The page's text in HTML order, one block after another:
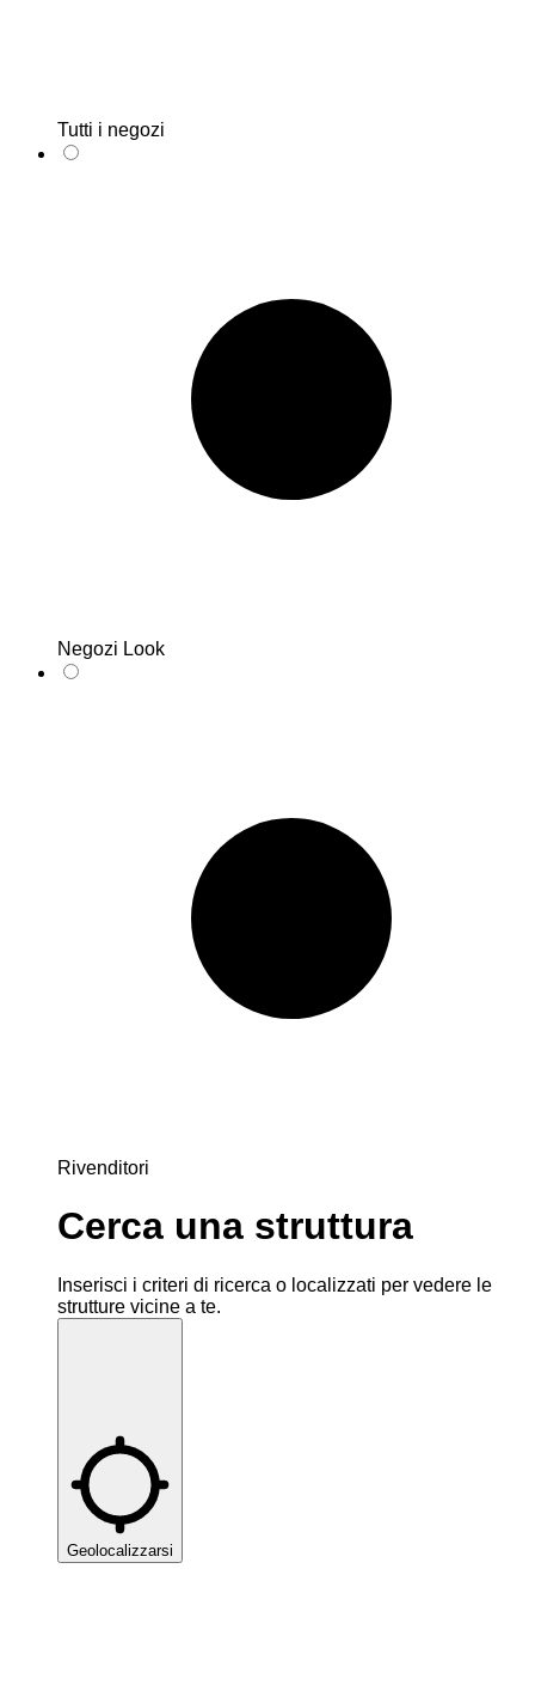
Tutti i negozi
Negozi Look
Rivenditori
Cerca una struttura
Inserisci i criteri di ricerca o localizzati per vedere le
strutture vicine a te.
Geolocalizzarsi